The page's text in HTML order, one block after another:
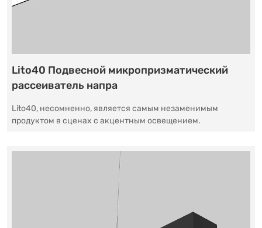
Lito40 Подвесной микропризматический
рассеиватель напра
Lito40, несомненно, является самым незаменимым
продуктом в сценах с акцентным освещением.